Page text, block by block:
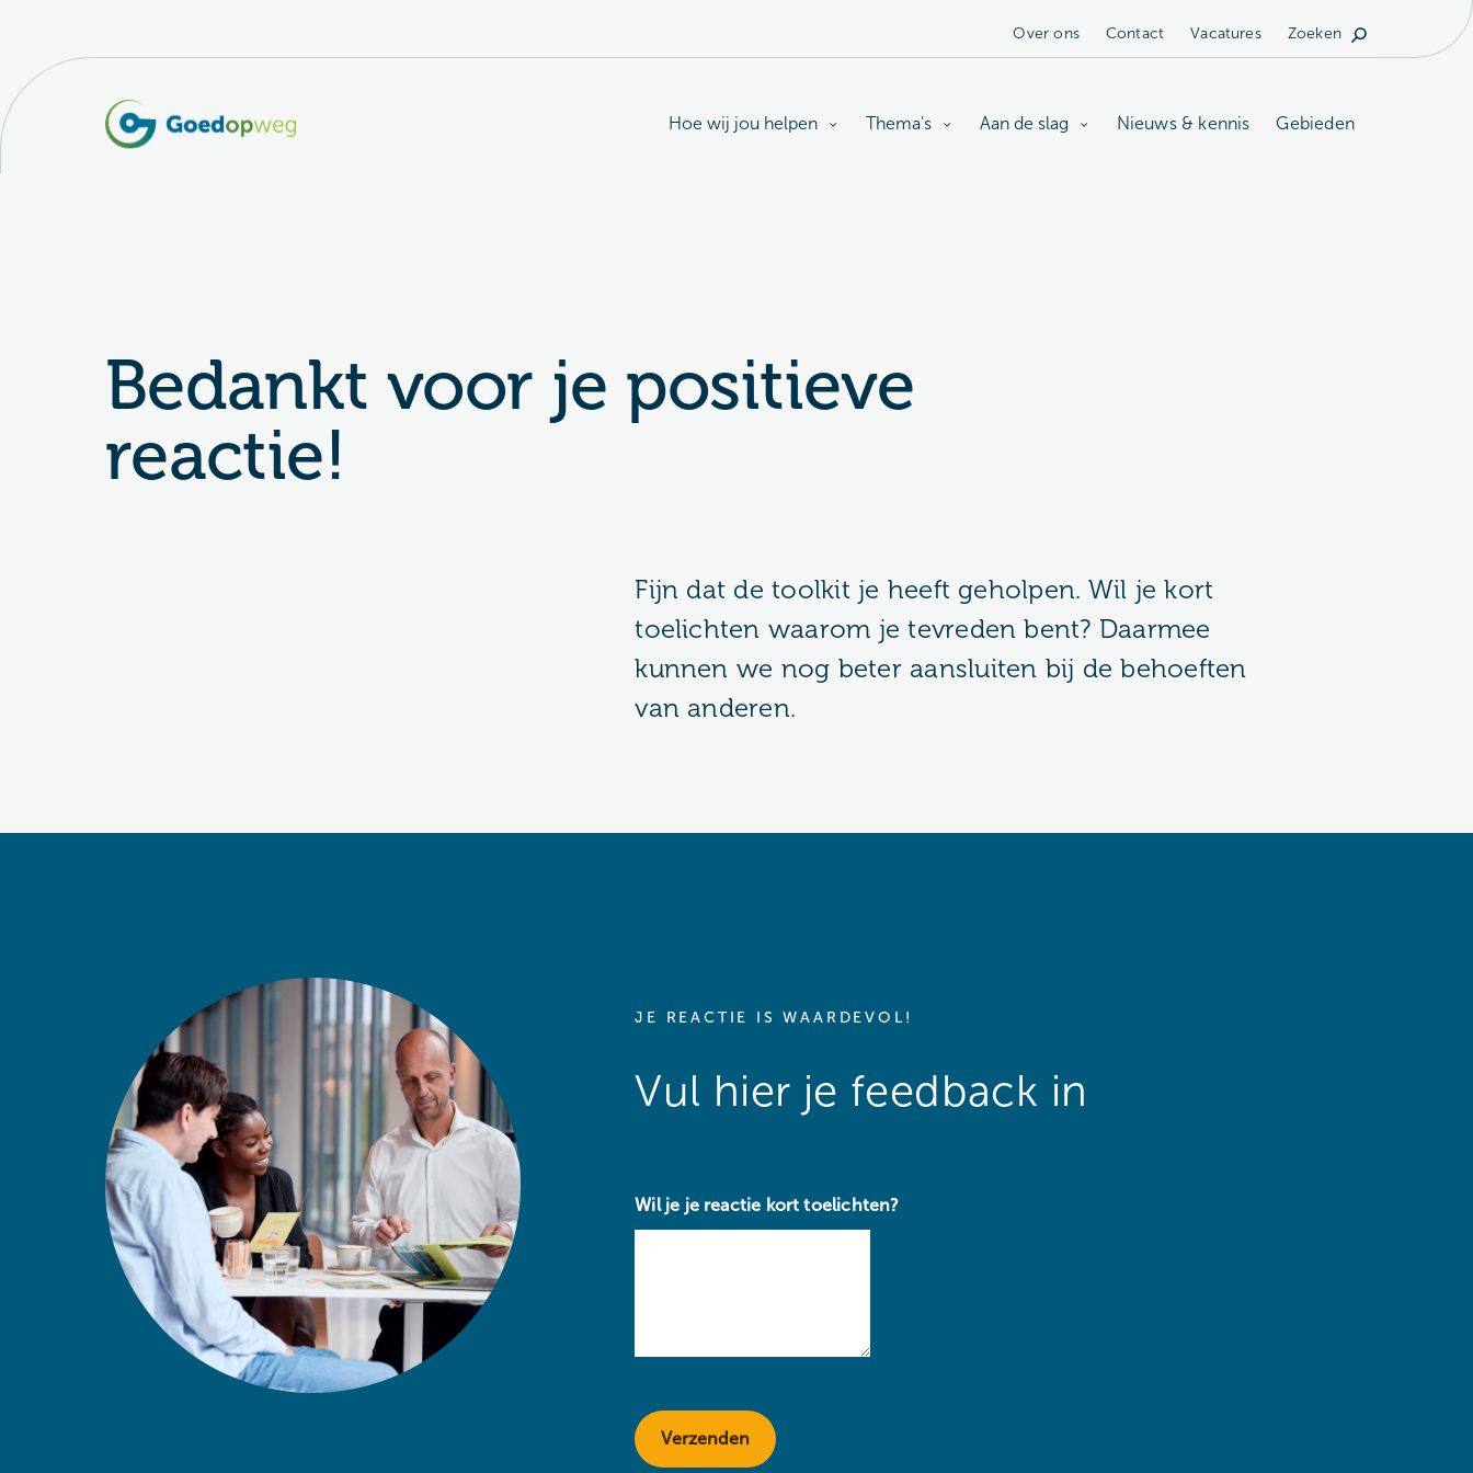
Over ons Contact Vacatures Zoeken
Hoe wij jou helpen Thema's Aan de slag Nieuws & kennis Gebieden
Bedankt voor je positieve
reactie!
Fijn dat de toolkit je heeft geholpen. Wil je kort
toelichten waarom je tevreden bent? Daarmee
kunnen we nog beter aansluiten bij de behoeften
van anderen.
JE REACTIE IS WAARDEVOL!
Vul hier je feedback in
Wil je je reactie kort toelichten?